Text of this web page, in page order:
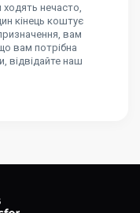
нечасто,
кінець коштує
вам
вам потрібна
відвідайте наш